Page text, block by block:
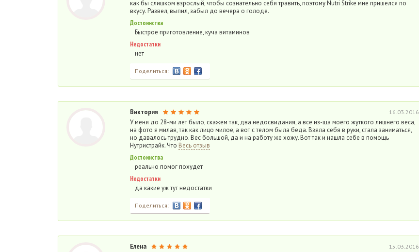
как бы слишком взрослый, чтобы сознательно себя травить, поэтому Nutri Strike мне пришелся по
вкусу. Развел, выпил, забыл до вечера о голоде.
Достоинства
Быстрое приготовление, куча витаминов
Недостатки
нет
Поделиться:
Виктория 16.03.2016
У меня до 28-ми лет было, скажем так, два недосвидания, а все из-ща моего жуткого лишнего веса,
на фото я милая, так как лицо милое, а вот с телом была беда. Взяла себя в руки, стала заниматься,
но давалось трудно. Вес большой, да и на работу же хожу. Вот так и нашла себе в помощь
Нутристрайк. Что Весь отзыв
Достоинства
реально помог похудет
Недостатки
да какие уж тут недостатки
Поделиться:
Елена 15.03.2016